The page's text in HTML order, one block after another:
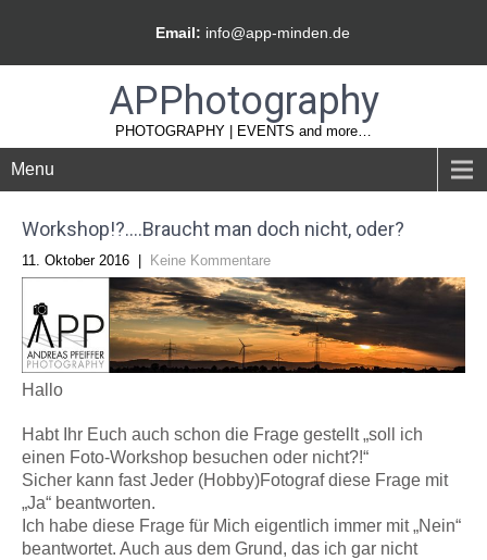
Email: info@app-minden.de
APPhotography
PHOTOGRAPHY | EVENTS and more…
Menu
Workshop!?….Braucht man doch nicht, oder?
11. Oktober 2016 Keine Kommentare
Hallo
Habt Ihr Euch auch schon die Frage gestellt „soll ich
einen Foto-Workshop besuchen oder nicht?!“
Sicher kann fast Jeder (Hobby)Fotograf diese Frage mit
„Ja“ beantworten.
Ich habe diese Frage für Mich eigentlich immer mit „Nein“
beantwortet. Auch aus dem Grund, das ich gar nicht